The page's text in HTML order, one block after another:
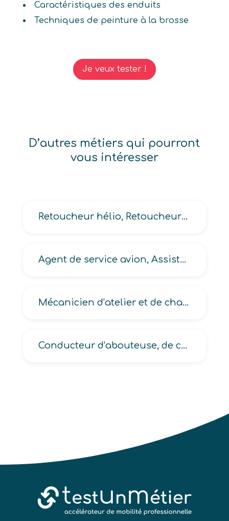
Caractéristiques des enduits
Techniques de peinture à la brosse
Je veux tester !
D’autres métiers qui pourront
vous intéresser
Retoucheur hélio, Retoucheur-chromiste
Agent de service avion, Assistant avion
Mécanicien d’atelier et de chantier en matériels de Bâtiments et de Travaux Publics -BTP-
Conducteur d’abouteuse, de calibreuse, de défonceuse, de façonneuse, de mortaiseuse, de perceuse en industrie du bois